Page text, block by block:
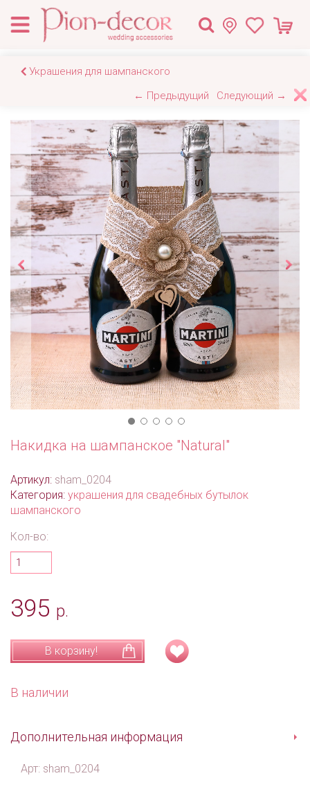
Украшения для шампанского
← Предыдущий
Следующий →
Накидка на шампанское "Natural"
Артикул: sham_0204
Категория: украшения для свадебных бутылок
шампанского
Кол-во:
395 р.
В корзину!
В наличии
Дополнительная информация
Арт: sham_0204